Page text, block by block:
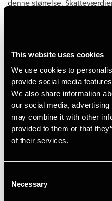
This website uses cookies
We use cookies to
provide social media
We also share information
our social media,
may combine it with other
provided to them or that
of their services.
Selection
Necessary
denne størrelse.
fleste omkring 26 % af
dit spinningkontingent er
dækker skattebesparelsen
hvis du træner alle årets 12
samlede kontingent for de
1.750 kr.
Hvem kan få
Berettiget til fradraget er
musikundervisning hos en
Det første betyder, at dem,